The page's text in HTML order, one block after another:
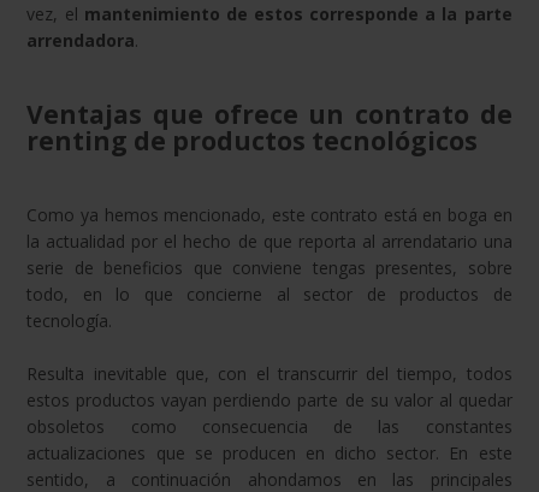
vez, el mantenimiento de estos corresponde a la parte
arrendadora.
Ventajas que ofrece un contrato de
renting de productos tecnológicos
Como ya hemos mencionado, este contrato está en boga en
la actualidad por el hecho de que reporta al arrendatario una
serie de beneficios que conviene tengas presentes, sobre
todo, en lo que concierne al sector de productos de
tecnología.
Resulta inevitable que, con el transcurrir del tiempo, todos
estos productos vayan perdiendo parte de su valor al quedar
obsoletos como consecuencia de las constantes
actualizaciones que se producen en dicho sector. En este
sentido, a continuación ahondamos en las principales